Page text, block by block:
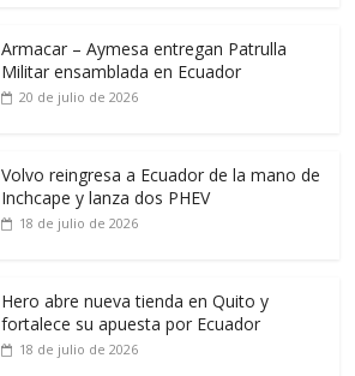
Armacar – Aymesa entregan Patrulla
Militar ensamblada en Ecuador
20 de julio de 2026
Volvo reingresa a Ecuador de la mano de
Inchcape y lanza dos PHEV
18 de julio de 2026
Hero abre nueva tienda en Quito y
fortalece su apuesta por Ecuador
18 de julio de 2026